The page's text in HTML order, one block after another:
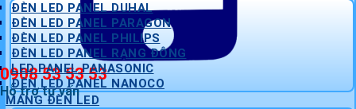
0908 53 53 53
Hỗ trợ tư vấn
ĐÈN LED PANEL DUHAL
ĐÈN LED PANEL PARAGON
ĐÈN LED PANEL PHILIPS
ĐÈN LED PANEL RẠNG ĐÔNG
LED PANEL PANASONIC
ĐÈN LED PANEL NANOCO
MÁNG ĐÈN LED